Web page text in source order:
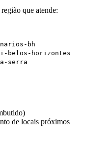
que atende:
bh
belos-horizontes
serra
de locais próximos